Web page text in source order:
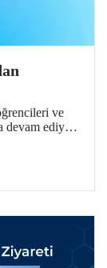
ve
devam ediyor.
devam